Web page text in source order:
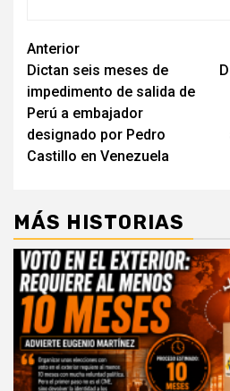
Navegación
de
entradas
Anterior
Dictan seis meses de
impedimento de salida de
Perú a embajador
designado por Pedro
Castillo en Venezuela
MÁS HISTORIAS